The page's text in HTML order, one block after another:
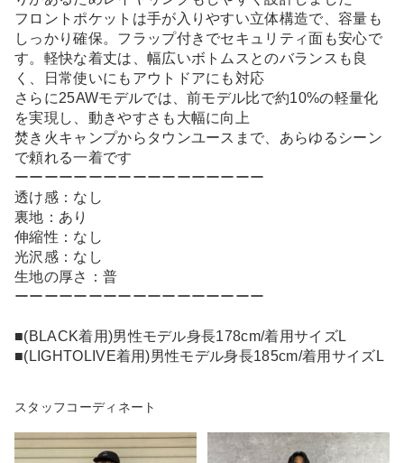
フロントポケットは手が入りやすい立体構造で、容量も
しっかり確保。フラップ付きでセキュリティ面も安心で
す。軽快な着丈は、幅広いボトムスとのバランスも良
く、日常使いにもアウトドアにも対応
さらに25AWモデルでは、前モデル比で約10%の軽量化
を実現し、動きやすさも大幅に向上
焚き火キャンプからタウンユースまで、あらゆるシーン
で頼れる一着です
ーーーーーーーーーーーーーーーーー
透け感：なし
裏地：あり
伸縮性：なし
光沢感：なし
生地の厚さ：普
ーーーーーーーーーーーーーーーーー
■(BLACK着用)男性モデル身長178cm/着用サイズL
■(LIGHTOLIVE着用)男性モデル身長185cm/着用サイズL
スタッフコーディネート